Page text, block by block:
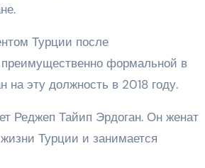
Турции после
преимущественно формальной в
на эту должность в 2018 году.
Реджеп Тайип Эрдоган. Он женат
Турции и занимается